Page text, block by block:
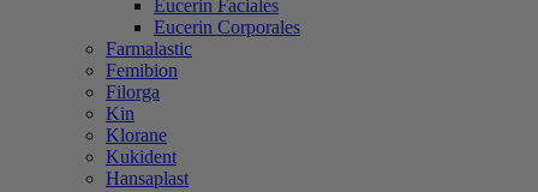
Eucerin Faciales
Eucerin Corporales
Farmalastic
Femibion
Filorga
Kin
Klorane
Kukident
Hansaplast